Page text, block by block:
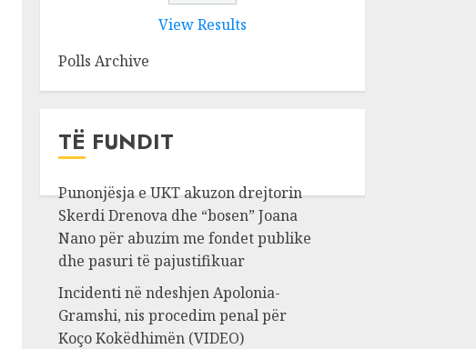
View Results
Polls Archive
TË FUNDIT
Punonjësja e UKT akuzon drejtorin
Skerdi Drenova dhe “bosen” Joana
Nano për abuzim me fondet publike
dhe pasuri të pajustifikuar
Incidenti në ndeshjen Apolonia-
Gramshi, nis procedim penal për
Koço Kokëdhimën (VIDEO)